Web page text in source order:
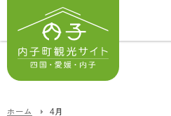
ホーム 4月